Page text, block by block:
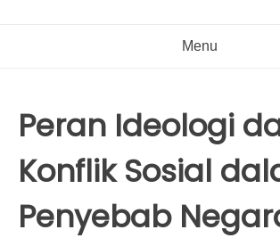
Menu
Peran Ideologi
Konflik Sosial
Penyebab